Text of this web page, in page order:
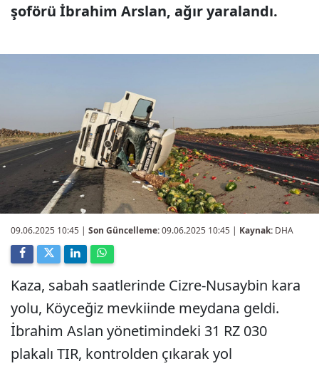
şoförü İbrahim Arslan, ağır yaralandı.
09.06.2025 10:45 | Son Güncelleme:09.06.2025 10:45 | Kaynak: DHA
Kaza, sabah saatlerinde Cizre-Nusaybin kara
yolu, Köyceğiz mevkiinde meydana geldi.
İbrahim Aslan yönetimindeki 31 RZ 030
plakalı TIR, kontrolden çıkarak yol